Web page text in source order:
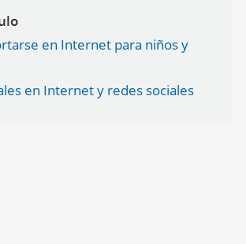
en Internet para niños y
en Internet y redes sociales